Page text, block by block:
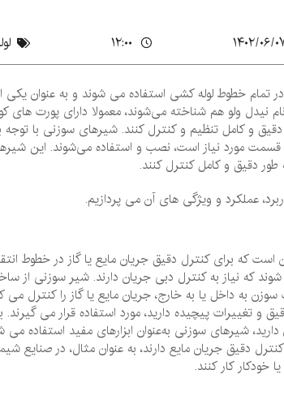
۰۶/۰۷ ۱۲:۰۰
تمام خطوط لوله‌ کشی استفاده می ‌شوند و به عنوان
نیدل ولو هم شناخته می‌شوند، معمولا دارای پورت
دقیق و کامل تنظیم و کنترل کنند. شیرهای سوزنی با
مورد نیاز است، نصب و استفاده می‌شوند. این
طور دقیق و کامل کنترل کنند.
عملکرد و ویژگی های آن می پردازیم.
که برای کنترل دقیق جریان مایع یا گاز در خطوط
که نیاز به کنترل دبی جریان دارند. شیر سوزنی از
به داخل یا به خارج، جریان مایع یا گاز را کنترل
و تغییرات پیچیده دارید، مورد استفاده قرار می‌
شیرهای سوزنی به‌عنوان ابزارهای مفید استفاده
کنترل دقیق جریان مایع دارند، به عنوان مثال، در
خودکار کار کنند.